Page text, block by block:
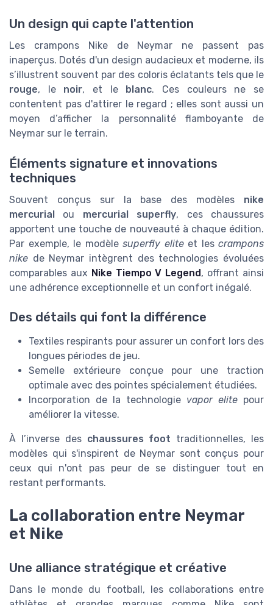
Un design qui capte l'attention
Les crampons Nike de Neymar ne passent pas
inaperçus. Dotés d'un design audacieux et moderne, ils
s’illustrent souvent par des coloris éclatants tels que le
rouge, le noir, et le blanc. Ces couleurs ne se
contentent pas d'attirer le regard ; elles sont aussi un
moyen d’afficher la personnalité flamboyante de
Neymar sur le terrain.
Éléments signature et innovations
techniques
Souvent conçus sur la base des modèles nike
mercurial ou mercurial superfly, ces chaussures
apportent une touche de nouveauté à chaque édition.
Par exemple, le modèle superfly eliteet les crampons
nike de Neymar intègrent des technologies évoluées
comparables aux Nike Tiempo V Legend, offrant ainsi
une adhérence exceptionnelle et un confort inégalé.
Des détails qui font la différence
Textiles respirants pour assurer un confort lors des
longues périodes de jeu.
Semelle extérieure conçue pour une traction
optimale avec des pointes spécialement étudiées.
Incorporation de la technologie vapor elite pour
améliorer la vitesse.
À l’inverse des chaussures foot traditionnelles, les
modèles qui s'inspirent de Neymar sont conçus pour
ceux qui n'ont pas peur de se distinguer tout en
restant performants.
La collaboration entre Neymar
et Nike
Une alliance stratégique et créative
Dans le monde du football, les collaborations entre